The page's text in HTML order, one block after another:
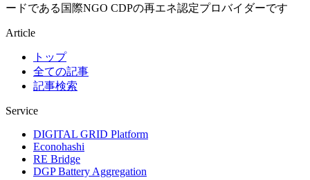
ードである国際NGO CDPの再エネ認定プロバイダーです
Article
トップ
全ての記事
記事検索
Service
DIGITAL GRID Platform
Econohashi
RE Bridge
DGP Battery Aggregation